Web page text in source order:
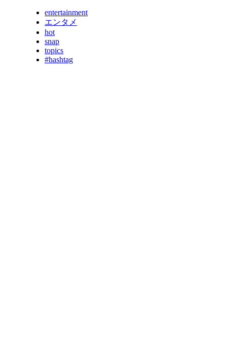
entertainment
エンタメ
hot
snap
topics
#hashtag